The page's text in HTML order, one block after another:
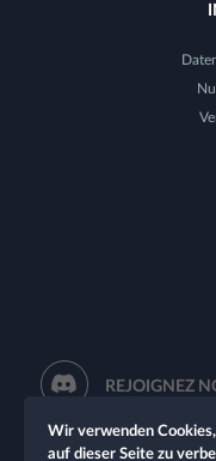
REJOIGNEZ
Wir verwenden
auf dieser Seite zu